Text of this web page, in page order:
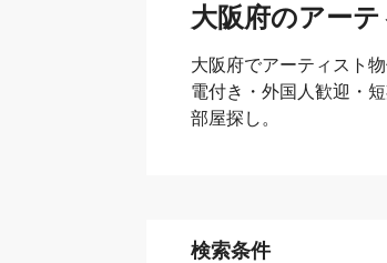
大阪府のアー
大阪府でアーティスト
電付き・外国人歓迎・
部屋探し。
検索条件